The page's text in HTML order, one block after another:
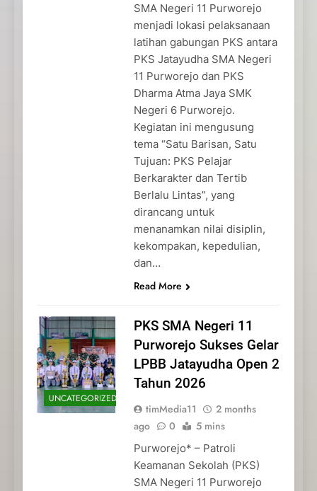
SMA Negeri 11 Purworejo
menjadi lokasi pelaksanaan
latihan gabungan PKS antara
PKS Jatayudha SMA Negeri
11 Purworejo dan PKS
Dharma Atma Jaya SMK
Negeri 6 Purworejo.
Kegiatan ini mengusung
tema “Satu Barisan, Satu
Tujuan: PKS Pelajar
Berkarakter dan Tertib
Berlalu Lintas”, yang
dirancang untuk
menanamkan nilai disiplin,
kekompakan, kepedulian,
dan…
Read More
UNCATEGORIZED
PKS SMA Negeri 11
Purworejo Sukses Gelar
LPBB Jatayudha Open 2
Tahun 2026
timMedia11
2 months
ago
0 5 mins
Purworejo* – Patroli
Keamanan Sekolah (PKS)
SMA Negeri 11 Purworejo